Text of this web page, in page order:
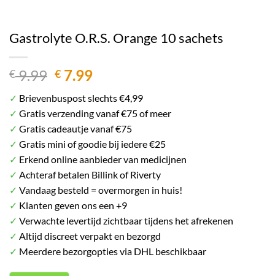
Gastrolyte O.R.S. Orange 10 sachets
€9.99 Oorspronkelijke
was:
€ 9.99.
€ 7.99Huidige
is:
€ 7.99.
✓ Brievenbuspost slechts €4,99
✓ Gratis verzending vanaf €75 of meer
✓ Gratis cadeautje vanaf €75
✓ Gratis mini of goodie bij iedere €25
✓ Erkend online aanbieder van medicijnen
✓ Achteraf betalen Billink of Riverty
✓ Vandaag besteld = overmorgen in huis!
✓ Klanten geven ons een +9
✓ Verwachte levertijd zichtbaar tijdens het afrekenen
✓ Altijd discreet verpakt en bezorgd
✓ Meerdere bezorgopties via DHL beschikbaar